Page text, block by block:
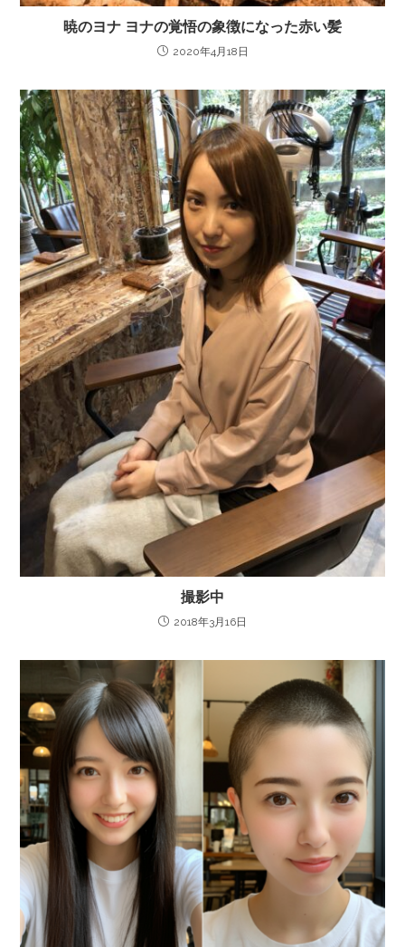
暁のヨナ ヨナの覚悟の象徴になった赤い髪
2020年4月18日
撮影中
2018年3月16日